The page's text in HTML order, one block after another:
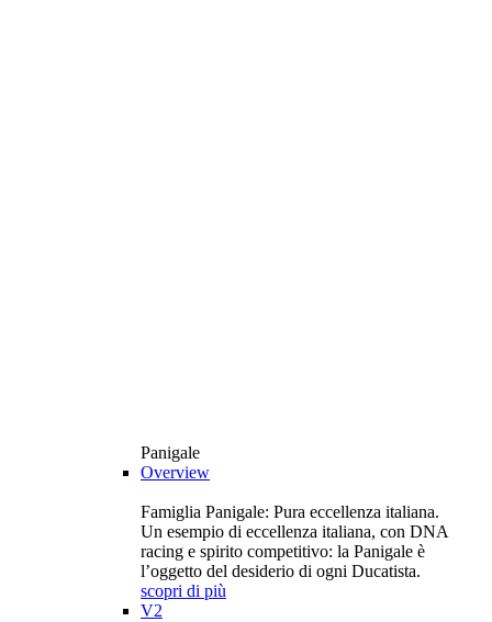
Panigale
Overview
Famiglia Panigale: Pura eccellenza italiana.
Un esempio di eccellenza italiana, con DNA
racing e spirito competitivo: la Panigale è
l’oggetto del desiderio di ogni Ducatista.
scopri di più
V2